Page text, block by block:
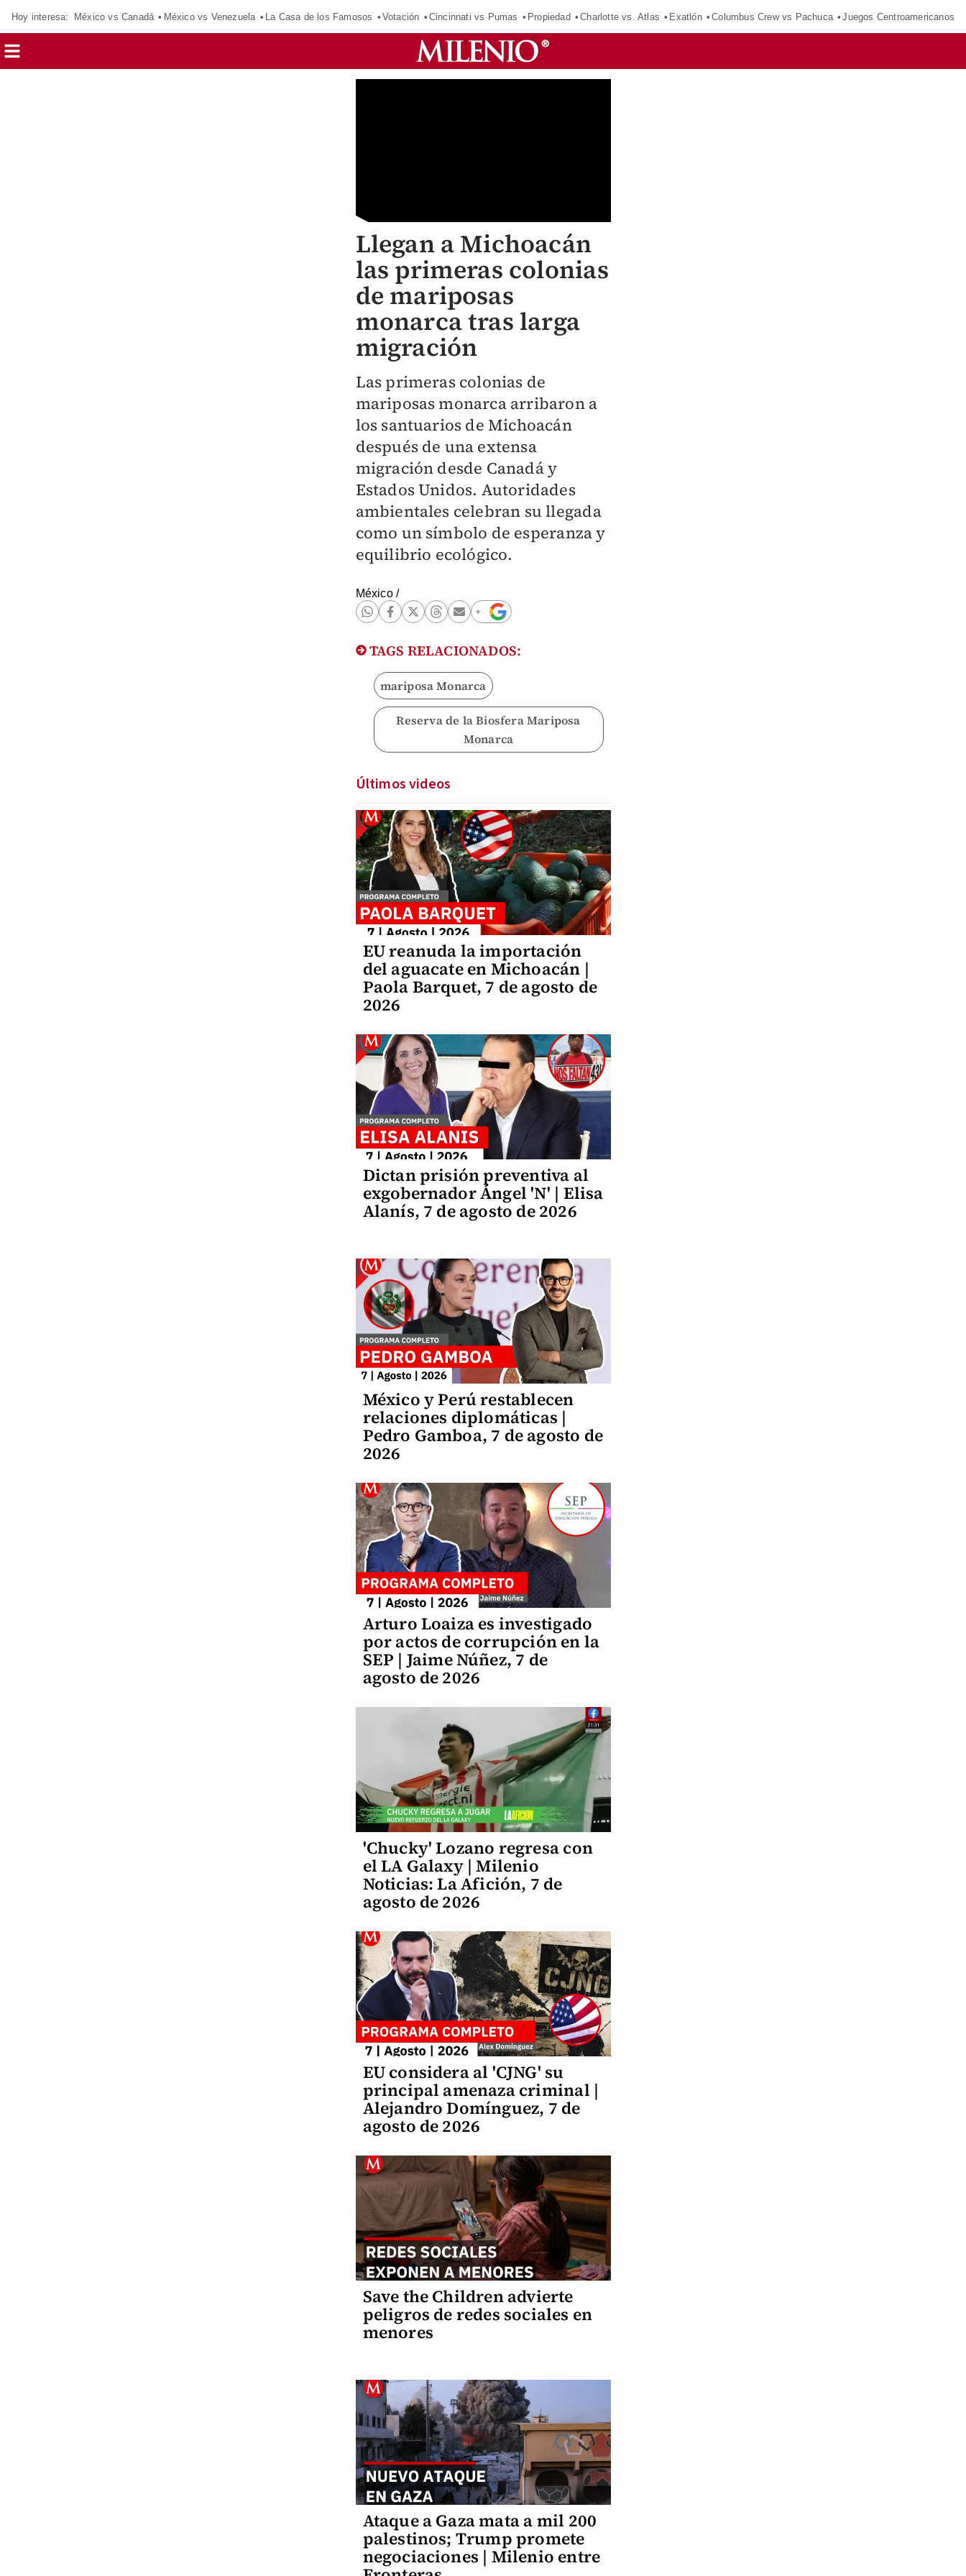
Hoy interesa: México vs Canadá México vs Venezuela La Casa de los Famosos Votación Cincinnati vs Pumas Propiedad Charlotte vs. Atlas Exatlón Columbus Crew vs Pachuca Juegos Centroamericanos
Llegan a Michoacán
las primeras colonias
de mariposas
monarca tras larga
migración
Las primeras colonias de
mariposas monarca arribaron a
los santuarios de Michoacán
después de una extensa
migración desde Canadá y
Estados Unidos. Autoridades
ambientales celebran su llegada
como un símbolo de esperanza y
equilibrio ecológico.
México/
TAGS RELACIONADOS:
mariposa Monarca
Reserva de la Biosfera Mariposa
Monarca
Últimos videos
EU reanuda la importación
del aguacate en Michoacán |
Paola Barquet, 7 de agosto de
2026
Dictan prisión preventiva al
exgobernador Ángel 'N' | Elisa
Alanís, 7 de agosto de 2026
México y Perú restablecen
relaciones diplomáticas |
Pedro Gamboa, 7 de agosto de
2026
Arturo Loaiza es investigado
por actos de corrupción en la
SEP | Jaime Núñez, 7 de
agosto de 2026
'Chucky' Lozano regresa con
el LA Galaxy | Milenio
Noticias: La Afición, 7 de
agosto de 2026
EU considera al 'CJNG' su
principal amenaza criminal |
Alejandro Domínguez, 7 de
agosto de 2026
Save the Children advierte
peligros de redes sociales en
menores
Ataque a Gaza mata a mil 200
palestinos; Trump promete
negociaciones | Milenio entre